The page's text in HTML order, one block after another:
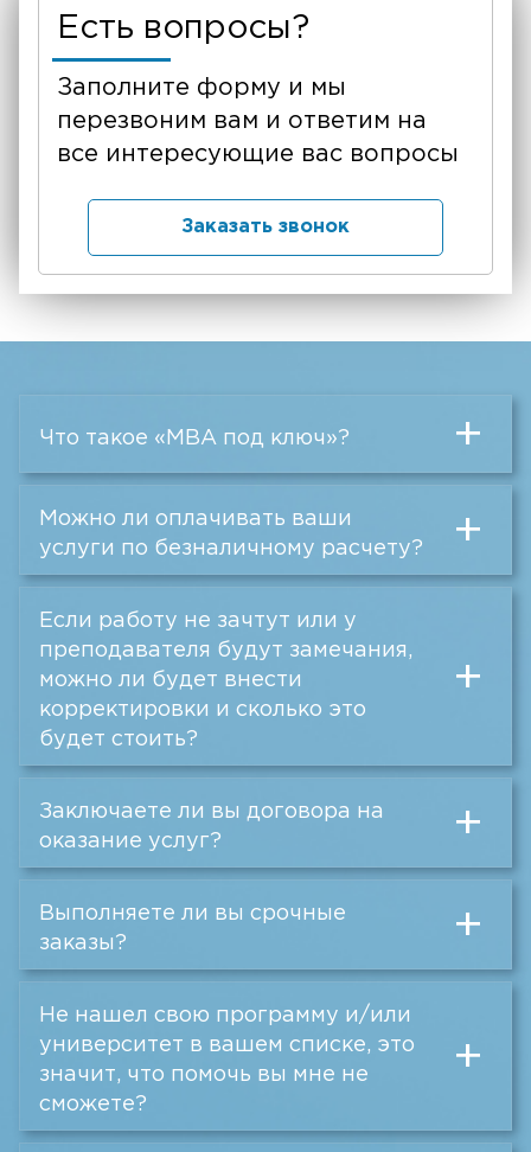
Есть вопросы?
Заполните форму и мы
перезвоним вам и ответим на
все интересующие вас вопросы
Заказать звонок
Что такое «MBA под ключ»? +
Можно ли оплачивать ваши
услуги по безналичному расчету?
+
Если работу не зачтут или у
преподавателя будут замечания,
можно ли будет внести
корректировки и сколько это
будет стоить?
+
Заключаете ли вы договора на
оказание услуг?
+
Выполняете ли вы срочные
заказы?
+
Не нашел свою программу и/или
университет в вашем списке, это
значит, что помочь вы мне не
сможете?
+